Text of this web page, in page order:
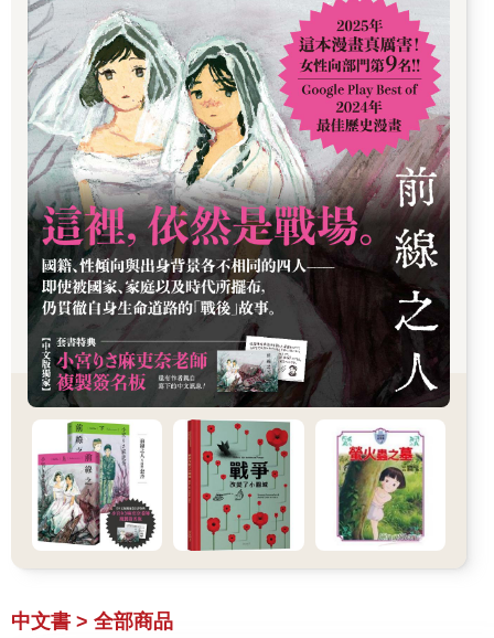
片由文字構築的煙硝，在碎裂的世界面前，守護
人性的最後一線防禦。
中文書 > 全部商品